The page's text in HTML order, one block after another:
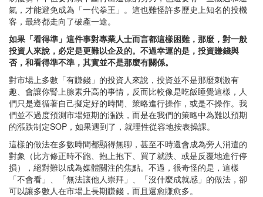
氣，才能避免成為「一代拳王」。這也難怪許多歷史上知名的投機
客，最終都走向了破產一途。
如果「看得準」這件事對專業人士而言都這樣困難，那麼，對一般
投資人來說，必定是更難以企及的。不過幸運的是，投資賺錢與
否，和看得準不準，其實並不是那麼有關係。
對市場上多數「有賺錢」的投資人來說，投資並不是那麼刺激有
趣、會讓你腎上腺素升高的事情，反而比較像是吃飯睡覺這樣，人
們只是遵循著自己擬定好的時間、策略進行操作，或是不操作。我
們並不過度預測市場短期的漲跌，而是在我們的策略中為難以預期
的漲跌制定SOP，如果遇到了，就理性從容地按表操課。
這樣的做法在多數時間都顯得無聊，甚至不時還會成為旁人消遣的
對象（比方修正時不跑、抱上抱下、買了就跌、或是反覆地進行停
損），絕對難以成為媒體關注的焦點。不過，很奇怪的是，這樣
「不會看」、「無法讓他人崇拜」、「沒什麼成就感」的做法，卻
可以讓多數人在市場上長期賺錢，而且還愈賺愈多。